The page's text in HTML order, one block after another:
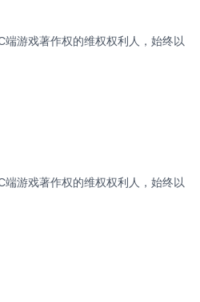
游戏著作权的维权权利人，始终以
游戏著作权的维权权利人，始终以